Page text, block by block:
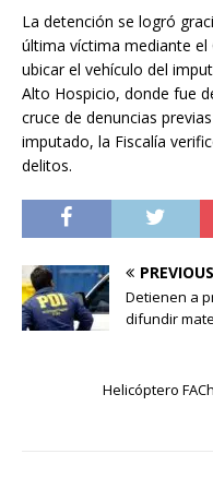
La detención se logró
última víctima mediante el
ubicar el vehículo del
Alto Hospicio, donde fue
cruce de denuncias
imputado, la Fiscalía
delitos.
PREVIOUS
Detienen a
difundir
Helicóptero